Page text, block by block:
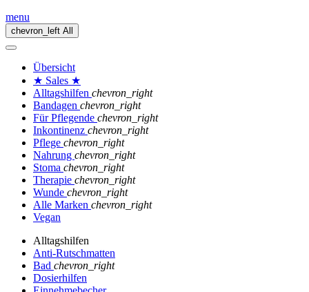
menu
chevron_left All
Übersicht
★ Sales ★
Alltagshilfen chevron_right
Bandagen chevron_right
Für Pflegende chevron_right
Inkontinenz chevron_right
Pflege chevron_right
Nahrung chevron_right
Stoma chevron_right
Therapie chevron_right
Wunde chevron_right
Alle Marken chevron_right
Vegan
Alltagshilfen
Anti-Rutschmatten
Bad chevron_right
Dosierhilfen